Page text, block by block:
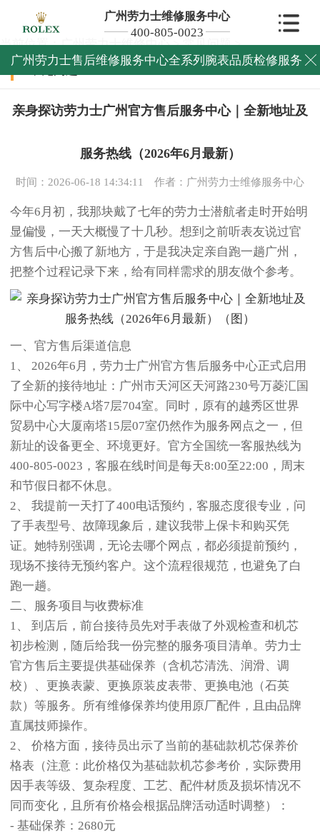
广州劳力士维修服务中心
400-805-0023
广州劳力士售后维修服务中心全系列腕表品质检修服务 
当前位置：广州劳力士维修中心>常见问题>
常见问题
亲身探访劳力士广州官方售后服务中心｜全新地址及
服务热线（2026年6月最新）
时间：2026-06-18 14:34:11 作者：广州劳力士维修服务中心
今年6月初，我那块戴了七年的劳力士潜航者走时开始明
显偏慢，一天大概慢了十几秒。想到之前听表友说过官
方售后中心搬了新地方，于是我决定亲自跑一趟广州，
把整个过程记录下来，给有同样需求的朋友做个参考。
一、官方售后渠道信息
1、 2026年6月，劳力士广州官方售后服务中心正式启用
了全新的接待地址：广州市天河区天河路230号万菱汇国
际中心写字楼A塔7层704室。同时，原有的越秀区世界
贸易中心大厦南塔15层07室仍然作为服务网点之一，但
新址的设备更全、环境更好。官方全国统一客服热线为
400-805-0023，客服在线时间是每天8:00至22:00，周末
和节假日都不休息。
2、 我提前一天打了400电话预约，客服态度很专业，问
了手表型号、故障现象后，建议我带上保卡和购买凭
证。她特别强调，无论去哪个网点，都必须提前预约，
现场不接待无预约客户。这个流程很规范，也避免了白
跑一趟。
二、服务项目与收费标准
1、 到店后，前台接待员先对手表做了外观检查和机芯
初步检测，随后给我一份完整的服务项目清单。劳力士
官方售后主要提供基础保养（含机芯清洗、润滑、调
校）、更换表蒙、更换原装皮表带、更换电池（石英
款）等服务。所有维修保养均使用原厂配件，且由品牌
直属技师操作。
2、 价格方面，接待员出示了当前的基础款机芯保养价
格表（注意：此价格仅为基础款机芯参考价，实际费用
因手表等级、复杂程度、工艺、配件材质及损坏情况不
同而变化，且所有价格会根据品牌活动适时调整）：
- 基础保养：2680元